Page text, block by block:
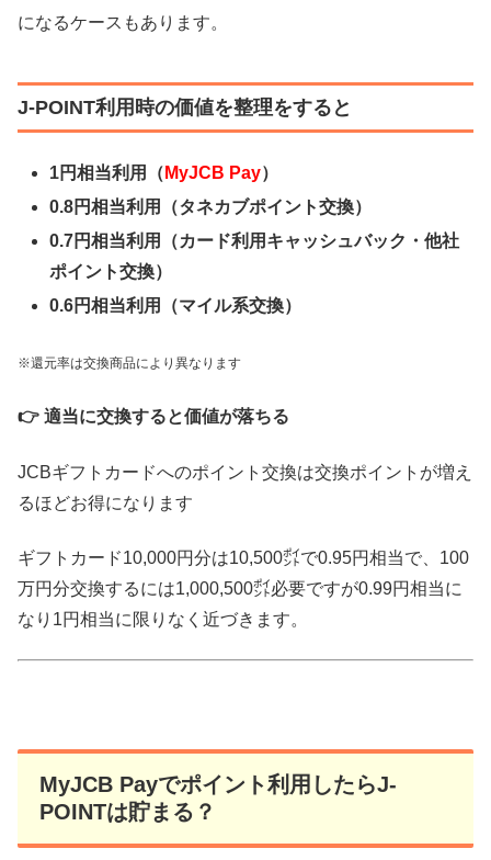
になるケースもあります。
J-POINT利用時の価値を整理をすると
1円相当利用（ MyJCB Pay）
0.8円相当利用（タネカブポイント交換）
0.7円相当利用（カード利用キャッシュバック・他社
ポイント交換）
0.6円相当利用（マイル系交換）
※還元率は交換商品により異なります
👉 適当に交換すると価値が落ちる
JCBギフトカードへのポイント交換は交換ポイントが増え
るほどお得になります
ギフトカード10,000円分は10,500㌽で0.95円相当で、100
万円分交換するには1,000,500㌽必要ですが0.99円相当に
なり1円相当に限りなく近づきます。
MyJCB Payでポイント利用したらJ-
POINTは貯まる？